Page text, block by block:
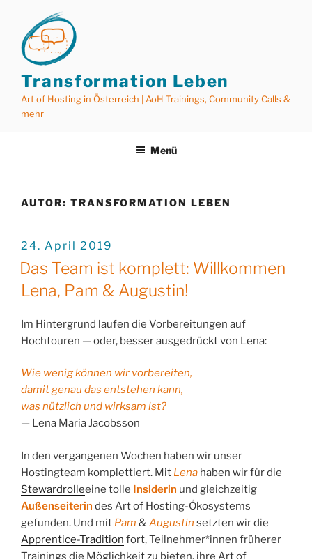
springen
Transformation Leben
Art of Hosting in Österreich | AoH-Trainings, Community Calls &
mehr
Menü
AUTOR: TRANSFORMATION LEBEN
VERÖFFENTLICHT
24. April 2019
Das Team ist komplett: Willkommen
Lena, Pam & Augustin!
Im Hintergrund laufen die Vorbereitungen auf
Hochtouren — oder, besser ausgedrückt von Lena:
Wie wenig können wir vorbereiten,
damit genau das entstehen kann,
was nützlich und wirksam ist?
— Lena Maria Jacobsson
In den vergangenen Wochen haben wir unser
Hostingteam komplettiert. Mit Lena haben wir für die
Stewardrolleeine tolle Insiderin und gleichzeitig
Außenseiterin des Art of Hosting-Ökosystems
gefunden. Und mit Pam &Augustin setzten wir die
Apprentice-Tradition fort, Teilnehmer*innen früherer
Trainings die Möglichkeit zu bieten, ihre Art of